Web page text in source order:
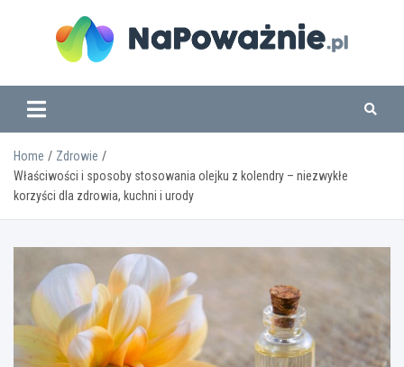
www.napowaznie.pl
Home
Zdrowie
Właściwości i sposoby stosowania olejku z kolendry – niezwykłe
korzyści dla zdrowia, kuchni i urody